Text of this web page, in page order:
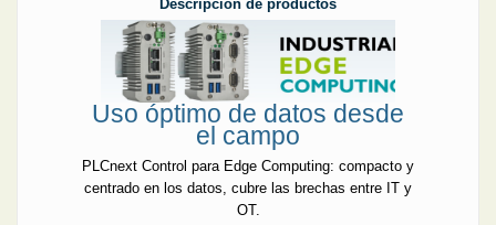
Descripción de productos
Uso óptimo de datos desde
el campo
PLCnext Control para Edge Computing: compacto y
centrado en los datos, cubre las brechas entre IT y
OT.